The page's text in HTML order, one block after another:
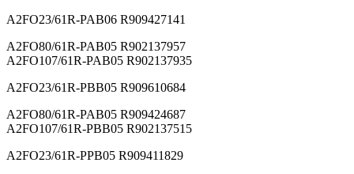
A2FO23/61R-PAB06 R909427141
A2FO80/61R-PAB05 R902137957
A2FO107/61R-PAB05 R902137935
A2FO23/61R-PBB05 R909610684
A2FO80/61R-PAB05 R909424687
A2FO107/61R-PBB05 R902137515
A2FO23/61R-PPB05 R909411829